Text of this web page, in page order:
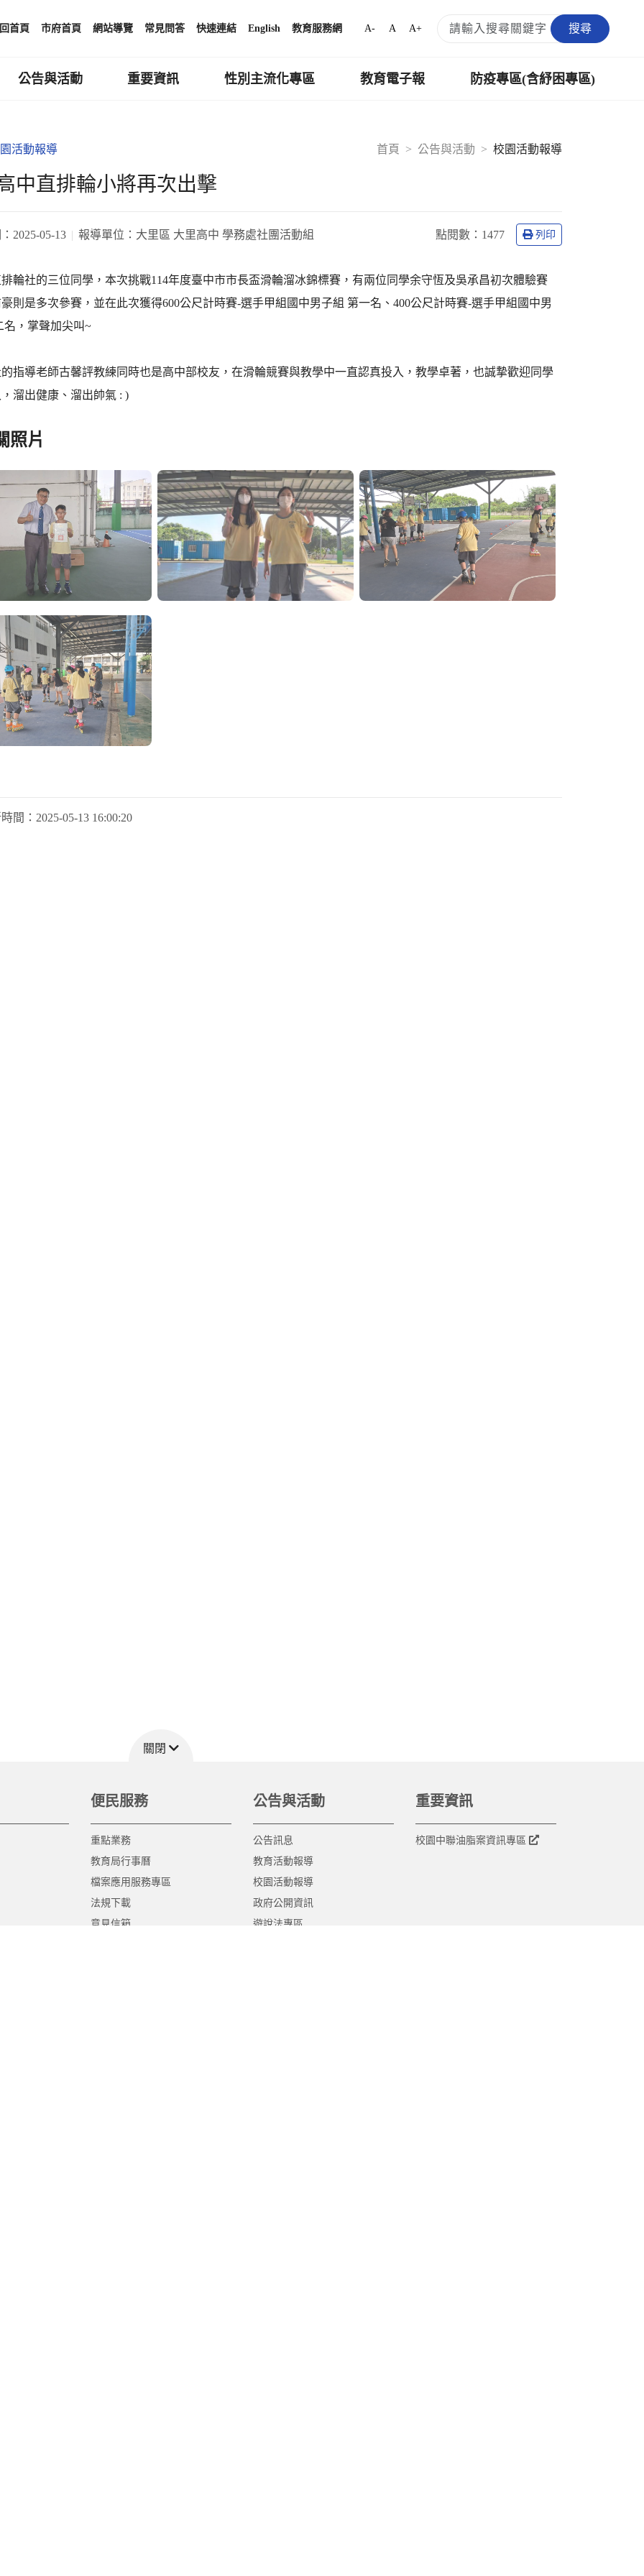
回首頁 市府首頁 網站導覽 常見問答 快速連結 English 教育服務網 A- A A+ 搜尋
公告與活動 重要資訊 性別主流化專區 教育電子報 防疫專區(含紓困專區)
首頁 公告與活動 校園活動報導
活動報導
中直排輪小將再次出擊
2025-05-13 報導單位： 大里區 大里高中 學務處社團活動組 點閱數： 1477 列印
輪社的三位同學，本次挑戰114年度臺中市市長盃滑輪溜冰錦標賽，有兩位同學余守恆及吳承昌初次體驗賽
則是多次參賽，並在此次獲得600公尺計時賽-選手甲組國中男子組 第一名、400公尺計時賽-選手甲組國中男
名，掌聲加尖叫~
指導老師古馨評教練同時也是高中部校友，在滑輪競賽與教學中一直認真投入，教學卓著，也誠摯歡迎同學
溜出健康、溜出帥氣 : )
照片
間： 2025-05-13 16:00:20
關閉
便民服務
重點業務
教育局行事曆
檔案應用服務專區
法規下載
意見信箱
公告與活動
公告訊息
教育活動報導
校園活動報導
政府公開資訊
遊說法專區
重要資訊
校園中聯油脂案資訊專區